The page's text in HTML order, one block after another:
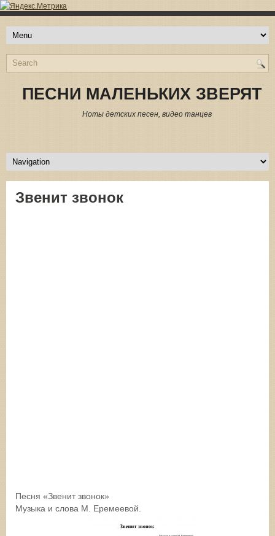
ПЕСНИ МАЛЕНЬКИХ ЗВЕРЯТ
Ноты детских песен, видео танцев
Звенит звонок
Песня «Звенит звонок»
Музыка и слова М. Еремеевой.